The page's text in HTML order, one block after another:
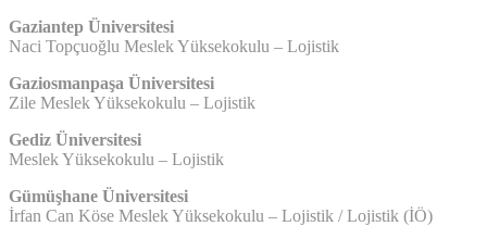
Gaziantep Üniversitesi
Naci Topçuoğlu Meslek Yüksekokulu – Lojistik
Gaziosmanpaşa Üniversitesi
Zile Meslek Yüksekokulu – Lojistik
Gediz Üniversitesi
Meslek Yüksekokulu – Lojistik
Gümüşhane Üniversitesi
İrfan Can Köse Meslek Yüksekokulu – Lojistik / Lojistik (İÖ)